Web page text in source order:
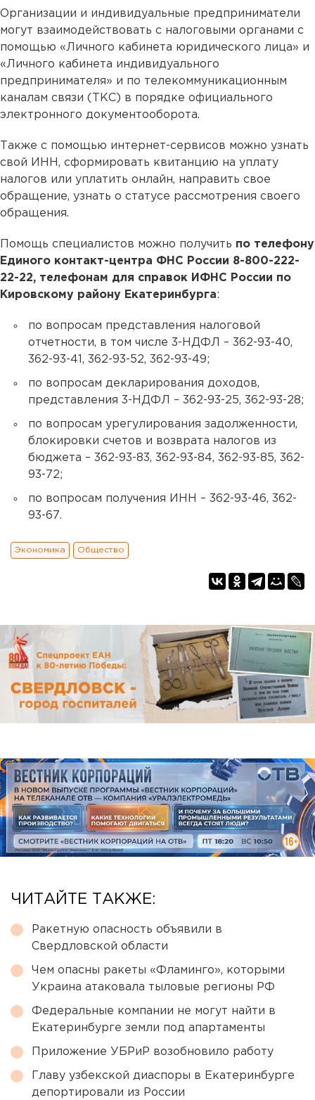
Организации и индивидуальные предприниматели
могут взаимодействовать с налоговыми органами с
помощью «Личного кабинета юридического лица» и
«Личного кабинета индивидуального
предпринимателя» и по телекоммуникационным
каналам связи (ТКС) в порядке официального
электронного документооборота.
Также с помощью интернет-сервисов можно узнать
свой ИНН, сформировать квитанцию на уплату
налогов или уплатить онлайн, направить свое
обращение, узнать о статусе рассмотрения своего
обращения.
Помощь специалистов можно получить по телефону
Единого контакт-центра ФНС России 8-800-222-
22-22, телефонам для справок ИФНС России по
Кировскому району Екатеринбурга:
по вопросам представления налоговой
отчетности, в том числе 3-НДФЛ – 362-93-40,
362-93-41, 362-93-52, 362-93-49;
по вопросам декларирования доходов,
представления 3-НДФЛ – 362-93-25, 362-93-28;
по вопросам урегулирования задолженности,
блокировки счетов и возврата налогов из
бюджета – 362-93-83, 362-93-84, 362-93-85, 362-
93-72;
по вопросам получения ИНН – 362-93-46, 362-
93-67.
Экономика Общество
ЧИТАЙТЕ ТАКЖЕ:
Ракетную опасность объявили в
Свердловской области
Чем опасны ракеты «Фламинго», которыми
Украина атаковала тыловые регионы РФ
Федеральные компании не могут найти в
Екатеринбурге земли под апартаменты
Приложение УБРиР возобновило работу
Главу узбекской диаспоры в Екатеринбурге
депортировали из России